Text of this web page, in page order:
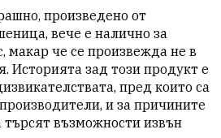
произведено от
вече е налично за
макар че се произвежда не в
Историята зад този продукт е
пред които са
и за причините
търсят възможности извън